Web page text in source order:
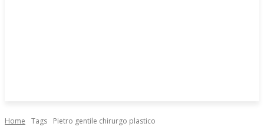
Home Tags Pietro gentile chirurgo plastico